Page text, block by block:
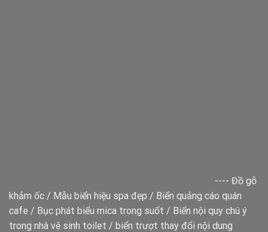
---- Đồ gỗ
khảm ốc / Mẫu biển hiệu spa đẹp / Biển quảng cáo quán
cafe / Bục phát biểu mica trong suốt / Biển nội quy chú ý
trong nhà vệ sinh toilet / biển trượt thay đổi nội dung